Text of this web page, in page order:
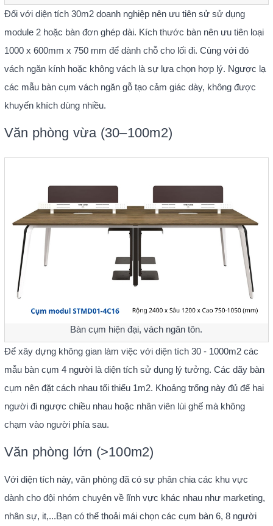
Đối với diện tích 30m2 doanh nghiệp nên ưu tiên sử sử dụng
module 2 hoặc bàn đơn ghép dài. Kích thước bàn nên ưu tiên loại
1000 x 600mm x 750 mm để dành chỗ cho lối đi. Cùng với đó
vách ngăn kính hoặc không vách là sự lựa chọn hợp lý. Ngược lạ
các mẫu bàn cụm vách ngăn gỗ tạo cảm giác dày, không được
khuyến khích dùng nhiều.
Văn phòng vừa (30–100m2)
Bàn cụm hiện đại, vách ngăn tôn.
Để xây dựng không gian làm việc với diện tích 30 - 1000m2 các
mẫu bàn cụm 4 người là diện tích sử dụng lý tưởng. Các dãy bàn
cụm nên đặt cách nhau tối thiểu 1m2. Khoảng trống này đủ để hai
người đi ngược chiều nhau hoặc nhân viên lùi ghế mà không
chạm vào người phía sau.
Văn phòng lớn (>100m2)
Với diện tích này, văn phòng đã có sự phân chia các khu vực
dành cho đội nhóm chuyên về lĩnh vực khác nhau như marketing,
nhân sự, it,...Bạn có thể thoải mái chọn các cụm bàn 6, 8 người